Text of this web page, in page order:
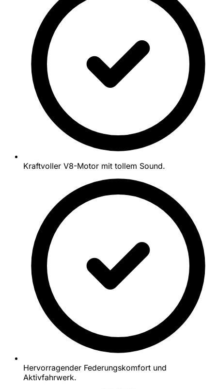
Kraftvoller V8-Motor mit tollem Sound.
Hervorragender Federungskomfort und
Aktivfahrwerk.